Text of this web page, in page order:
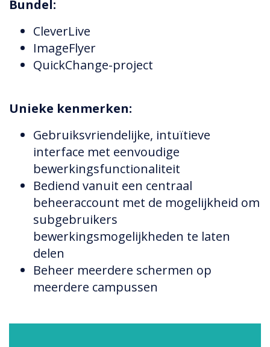
Bundel:
CleverLive
ImageFlyer
QuickChange-project
Unieke kenmerken:
Gebruiksvriendelijke, intuïtieve
interface met eenvoudige
bewerkingsfunctionaliteit
Bediend vanuit een centraal
beheeraccount met de mogelijkheid om
subgebruikers
bewerkingsmogelijkheden te laten
delen
Beheer meerdere schermen op
meerdere campussen